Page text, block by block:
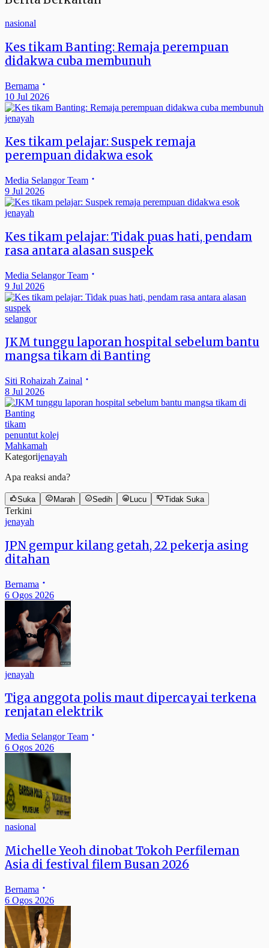
nasional
Kes tikam Banting: Remaja perempuan
didakwa cuba membunuh
Bernama
10 Jul 2026
jenayah
Kes tikam pelajar: Suspek remaja
perempuan didakwa esok
Media Selangor Team
9 Jul 2026
jenayah
Kes tikam pelajar: Tidak puas hati, pendam
rasa antara alasan suspek
Media Selangor Team
9 Jul 2026
selangor
JKM tunggu laporan hospital sebelum bantu
mangsa tikam di Banting
Siti Rohaizah Zainal
8 Jul 2026
tikam
penuntut kolej
Mahkamah
Kategorijenayah
Apa reaksi anda?
Suka Marah Sedih Lucu Tidak Suka
Terkini
jenayah
JPN gempur kilang getah, 22 pekerja asing
ditahan
Bernama
6 Ogos 2026
jenayah
Tiga anggota polis maut dipercayai terkena
renjatan elektrik
Media Selangor Team
6 Ogos 2026
nasional
Michelle Yeoh dinobat Tokoh Perfileman
Asia di festival filem Busan 2026
Bernama
6 Ogos 2026